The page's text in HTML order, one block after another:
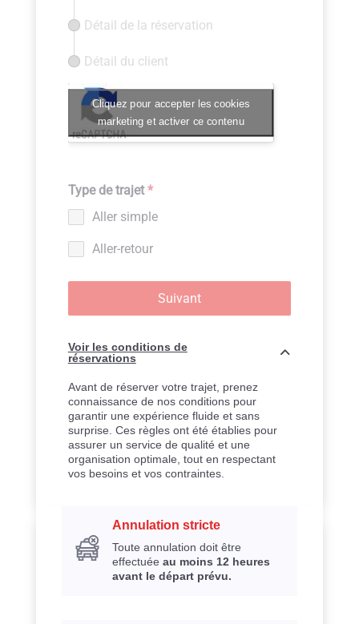
Détail de la réservation
Détail du client
Cliquez pour accepter les cookies
marketing et activer ce contenu
Type de trajet*
Aller simple
Aller-retour
Suivant
Voir les conditions de
réservations
Avant de réserver votre trajet, prenez
connaissance de nos conditions pour
garantir une expérience fluide et sans
surprise. Ces règles ont été établies pour
assurer un service de qualité et une
organisation optimale, tout en respectant
vos besoins et vos contraintes.
Annulation stricte
Toute annulation doit être
effectuée au moins 12 heures
avant le départ prévu.